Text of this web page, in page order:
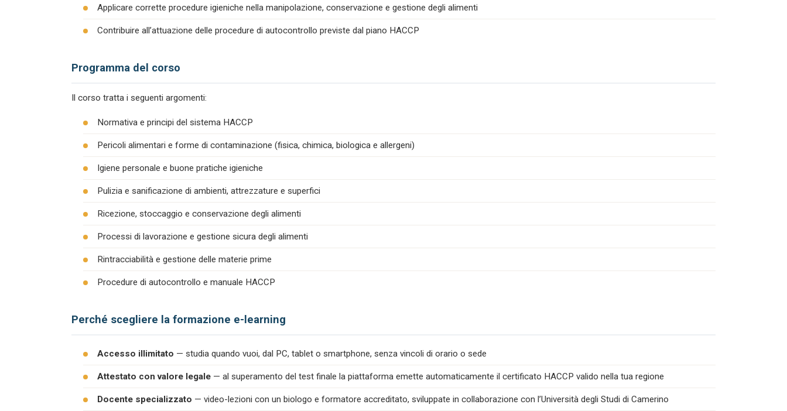
Applicare corrette procedure igieniche nella manipolazione, conservazione e gestione degli alimenti
Contribuire all’attuazione delle procedure di autocontrollo previste dal piano HACCP
Programma del corso
Il corso tratta i seguenti argomenti:
Normativa e principi del sistema HACCP
Pericoli alimentari e forme di contaminazione (fisica, chimica, biologica e allergeni)
Igiene personale e buone pratiche igieniche
Pulizia e sanificazione di ambienti, attrezzature e superfici
Ricezione, stoccaggio e conservazione degli alimenti
Processi di lavorazione e gestione sicura degli alimenti
Rintracciabilità e gestione delle materie prime
Procedure di autocontrollo e manuale HACCP
Perché scegliere la formazione e-learning
Accesso illimitato — studia quando vuoi, dal PC, tablet o smartphone, senza vincoli di orario o sede
Attestato con valore legale — al superamento del test finale la piattaforma emette automaticamente il certificato HACCP valido nella tua regione
Docente specializzato — video-lezioni con un biologo e formatore accreditato, sviluppate in collaborazione con l’Università degli Studi di Camerino